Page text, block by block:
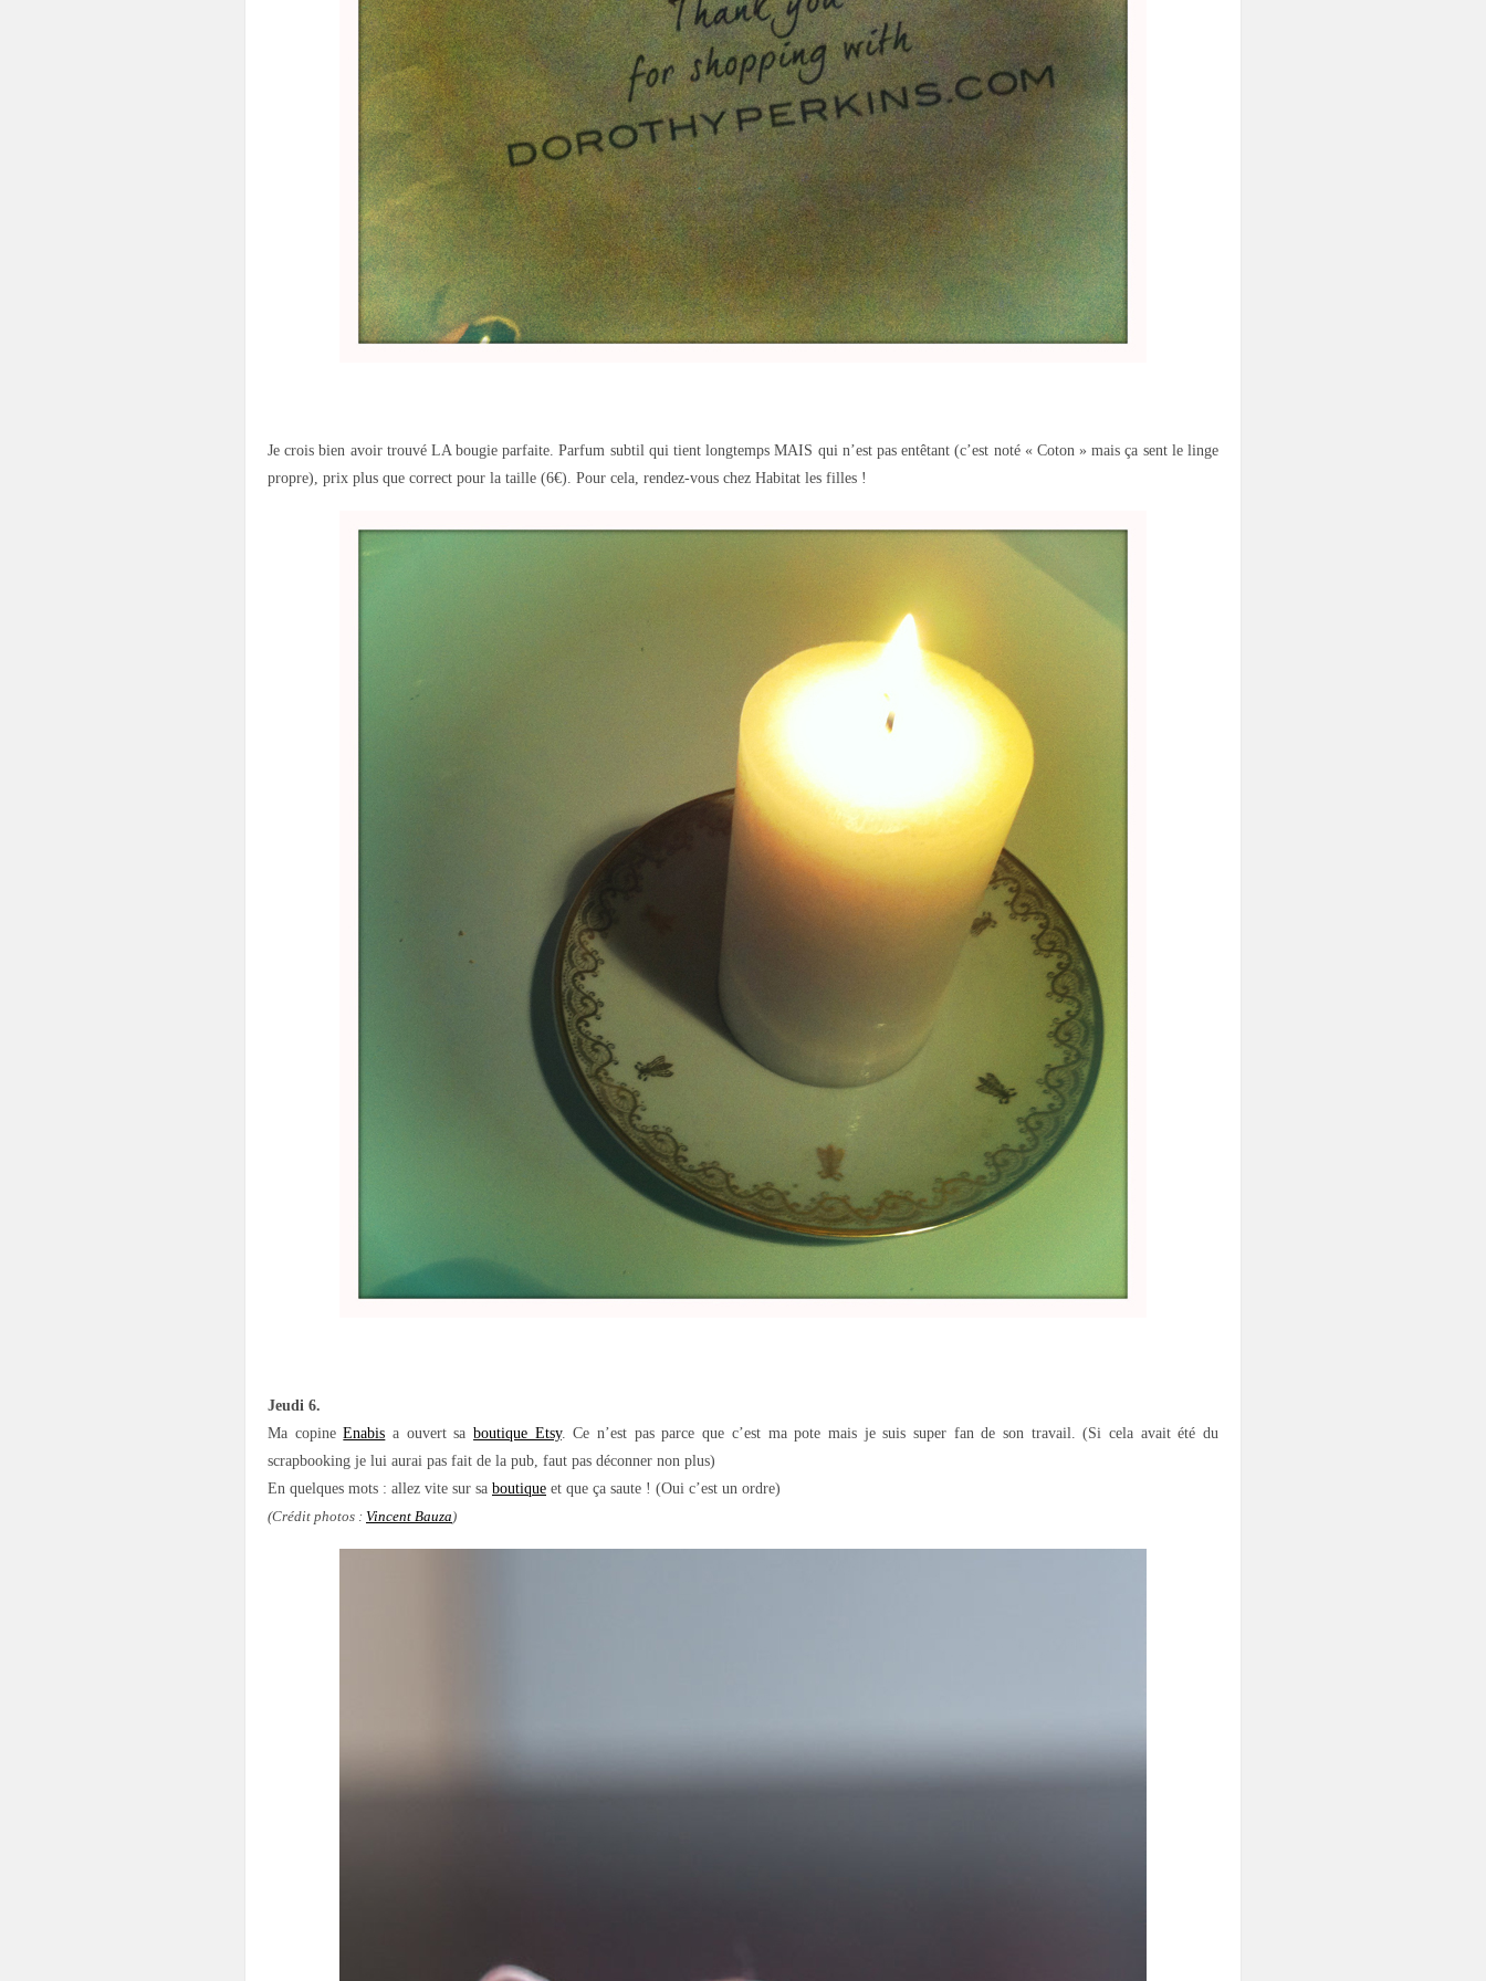
Je crois bien avoir trouvé LA bougie parfaite. Parfum subtil qui tient longtemps MAIS qui n’est pas entêtant (c’est noté « Coton » mais ça sent le linge
propre), prix plus que correct pour la taille (6€). Pour cela, rendez-vous chez Habitat les filles !
Jeudi 6.
Ma copineEnabis a ouvert saboutique Etsy. Ce n’est pas parce que c’est ma pote mais je suis super fan de son travail. (Si cela avait été du
scrapbooking je lui aurai pas fait de la pub, faut pas déconner non plus)
En quelques mots : allez vite sur sa boutique et que ça saute ! (Oui c’est un ordre)
(Crédit photos : Vincent Bauza)